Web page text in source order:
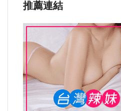
推薦連結